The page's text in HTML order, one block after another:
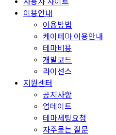
이용안내
이용방법
케이테마 이용안내
테마비용
개발코드
라이선스
지원센터
공지사항
업데이트
테마세팅요청
자주묻는 질문